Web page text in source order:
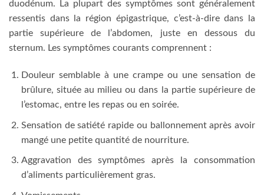
duodénum. La plupart des symptômes sont généralement
ressentis dans la région épigastrique, c’est-à-dire dans la
partie supérieure de l’abdomen, juste en dessous du
sternum. Les symptômes courants comprennent :
Douleur semblable à une crampe ou une sensation de
brûlure, située au milieu ou dans la partie supérieure de
l’estomac, entre les repas ou en soirée.
Sensation de satiété rapide ou ballonnement après avoir
mangé une petite quantité de nourriture.
Aggravation des symptômes après la consommation
d’aliments particulièrement gras.